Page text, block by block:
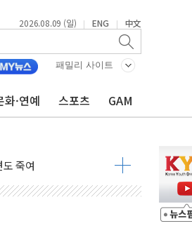
2026.08.09 (일) | ENG | 中文
패밀리 사이트
화·연예 스포츠 GAM
vs 鄭 44.53%
vs 鄭 44.40%
청래 44.40%
송영길 5.83%